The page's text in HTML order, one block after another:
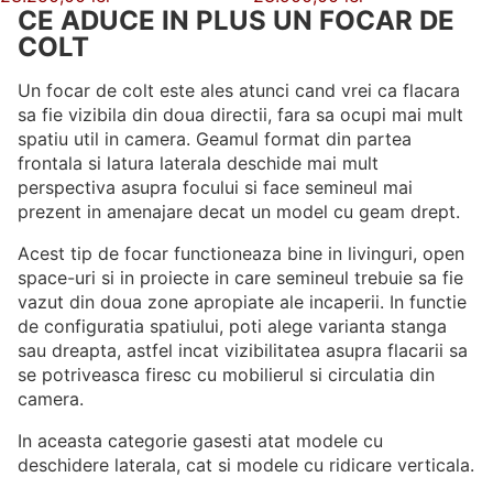
CE ADUCE IN PLUS UN FOCAR DE
COLT
Un focar de colt este ales atunci cand vrei ca flacara
sa fie vizibila din doua directii, fara sa ocupi mai mult
spatiu util in camera. Geamul format din partea
frontala si latura laterala deschide mai mult
perspectiva asupra focului si face semineul mai
prezent in amenajare decat un model cu geam drept.
Acest tip de focar functioneaza bine in livinguri, open
space-uri si in proiecte in care semineul trebuie sa fie
vazut din doua zone apropiate ale incaperii. In functie
de configuratia spatiului, poti alege varianta stanga
sau dreapta, astfel incat vizibilitatea asupra flacarii sa
se potriveasca firesc cu mobilierul si circulatia din
camera.
In aceasta categorie gasesti atat modele cu
deschidere laterala, cat si modele cu ridicare verticala.